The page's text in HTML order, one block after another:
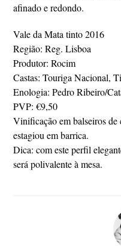
afinado e redondo.
Vale da Mata tinto 2016
Região: Reg. Lisboa
Produtor: Rocim
Castas: Touriga Nacional,
Enologia: Pedro Ribeiro/
PVP: €9,50
Vinificação em balseiros
estagiou em barrica.
Dica: com este perfil
será polivalente à mesa.